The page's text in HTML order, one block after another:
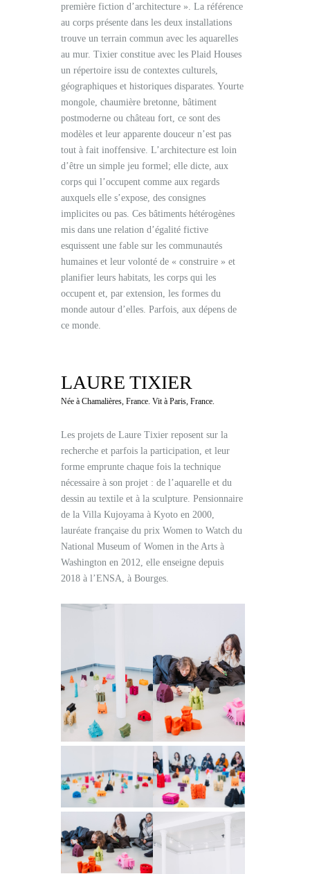
première fiction d’architecture ». La référence
au corps présente dans les deux installations
trouve un terrain commun avec les aquarelles
au mur. Tixier constitue avec les Plaid Houses
un répertoire issu de contextes culturels,
géographiques et historiques disparates. Yourte
mongole, chaumière bretonne, bâtiment
postmoderne ou château fort, ce sont des
modèles et leur apparente douceur n’est pas
tout à fait inoffensive. L’architecture est loin
d’être un simple jeu formel; elle dicte, aux
corps qui l’occupent comme aux regards
auxquels elle s’expose, des consignes
implicites ou pas. Ces bâtiments hétérogènes
mis dans une relation d’égalité fictive
esquissent une fable sur les communautés
humaines et leur volonté de « construire » et
planifier leurs habitats, les corps qui les
occupent et, par extension, les formes du
monde autour d’elles. Parfois, aux dépens de
ce monde.
LAURE TIXIER
Née à Chamalières, France. Vit à Paris, France.
Les projets de Laure Tixier reposent sur la
recherche et parfois la participation, et leur
forme emprunte chaque fois la technique
nécessaire à son projet : de l’aquarelle et du
dessin au textile et à la sculpture. Pensionnaire
de la Villa Kujoyama à Kyoto en 2000,
lauréate française du prix Women to Watch du
National Museum of Women in the Arts à
Washington en 2012, elle enseigne depuis
2018 à l’ENSA, à Bourges.